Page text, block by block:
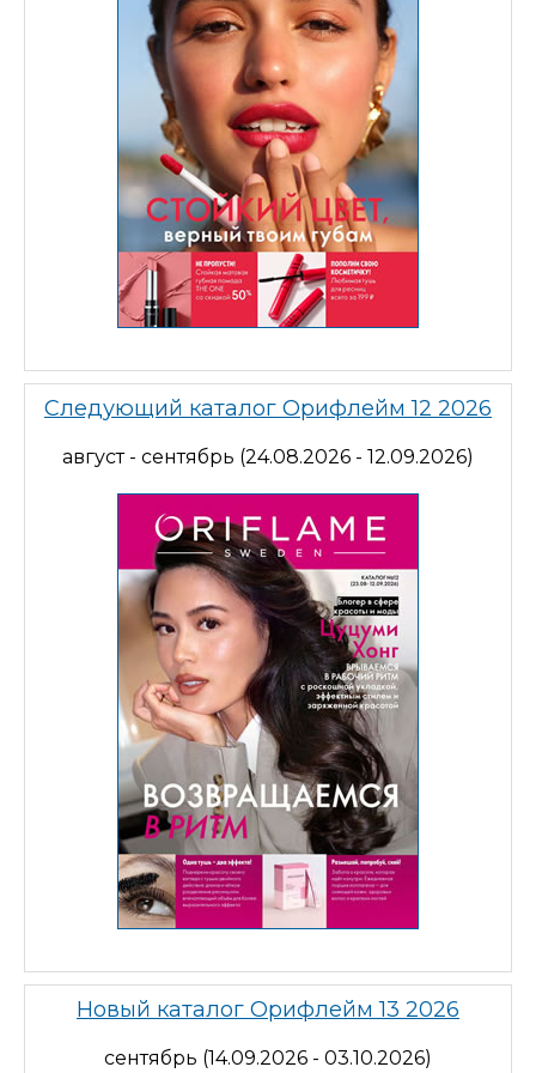
Следующий каталог Орифлейм 12 2026
август - сентябрь (24.08.2026 - 12.09.2026)
Новый каталог Орифлейм 13 2026
сентябрь (14.09.2026 - 03.10.2026)